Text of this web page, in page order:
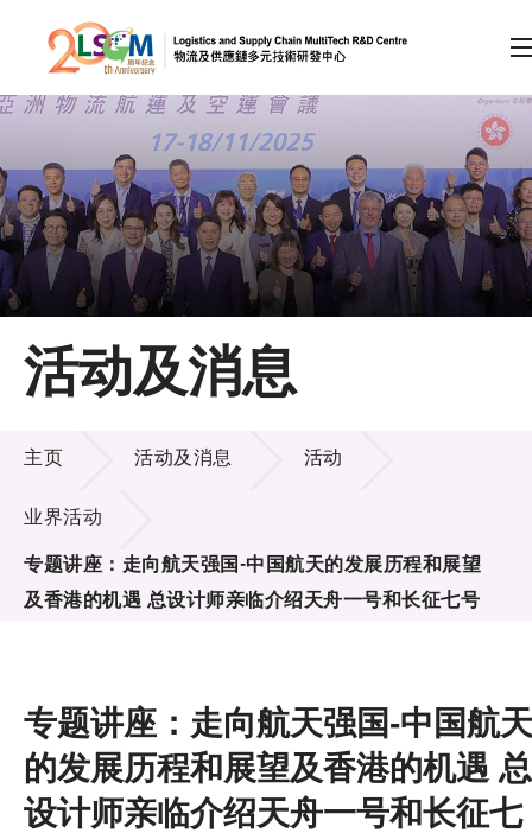
跳到内容（按回车键）
会员登录
A A EN 繁 简
主页
关于LSCM
技术商品化
项目及资助计划
活动及消息
活动
新闻中心
资讯中心
活动及消息
活动及消息
主页 活动及消息 活动
业界活动
专题讲座：走向航天强国-中国航天的发展历程和展望
及香港的机遇 总设计师亲临介绍天舟一号和长征七号
专题讲座：走向航天强国-中国航天
的发展历程和展望及香港的机遇 总
设计师亲临介绍天舟一号和长征七